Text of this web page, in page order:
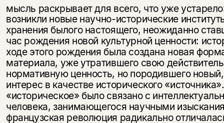
мысль раскрывает для всего, что уже
возникли новые научно-исторические
хранения былого настоящего, неожиданно
час рождения новой культурной ценности:
ходе этого рождения была создана новая
материала, уже утратившего свою
нормативную ценность, но породившего
интерес в качестве ис­торического
«историческое» было связано с
человека, занимающегося научными
французская революция радикально